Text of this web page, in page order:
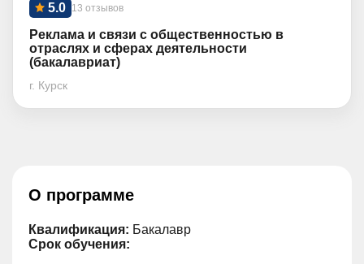
13 отзывов
5.0
Реклама и связи с общественностью в
отраслях и сферах деятельности
(бакалавриат)
г. Курск
О программе
Квалификация: Бакалавр
Срок обучения: